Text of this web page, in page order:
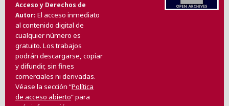
Acceso y Derechos de
Autor El acceso inmediato
al contenido digital de
cualquier número es
gratuito. Los trabajos
podrán descargarse, copiar
y difundir, sin fines
comerciales ni derivadas.
Véase la sección “Política
de acceso abierto” para